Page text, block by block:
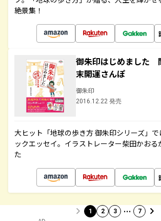
絶景集！
御朱印はじめました
末開運さんぽ
御朱印
2016.12.22 発売
大ヒット「地球の歩き方 御朱印シリーズ」
ックエッセイ。イラストレーター柴田かおる
た
1 2 3 … 7